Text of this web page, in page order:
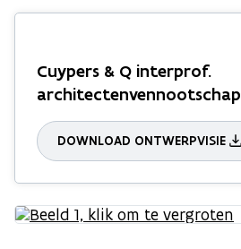
Cuypers & Q interprof.
architectenvennootschap
DOWNLOAD ONTWERPVISIE